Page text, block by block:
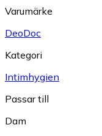
Varumärke
DeoDoc
Kategori
Intimhygien
Passar till
Dam